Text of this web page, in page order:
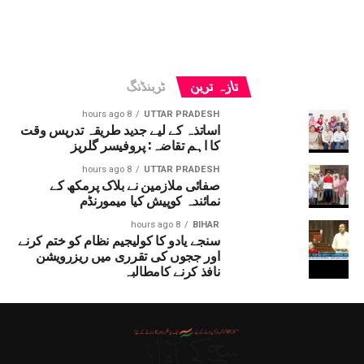
تازہ ترین ٹرینڈنگ
UTTAR PRADESH
8 hours ago
اساتذہ کے لیے جدید طریقہ تدریس وقت
کا اہم تقاضہ: پروفیسر گلریز
UTTAR PRADESH
8 hours ago
صفائی ملازمین نے بلاک پرمکھ کے
نمائندہ کوپیش کیا میمورنڈم
BIHAR
8 hours ago
سنجے یادو کا کولیجیم نظام کو ختم کرنے
اور ججوں کی تقرری میں ریزرویشن
نافذ کرنے کامطالبہ